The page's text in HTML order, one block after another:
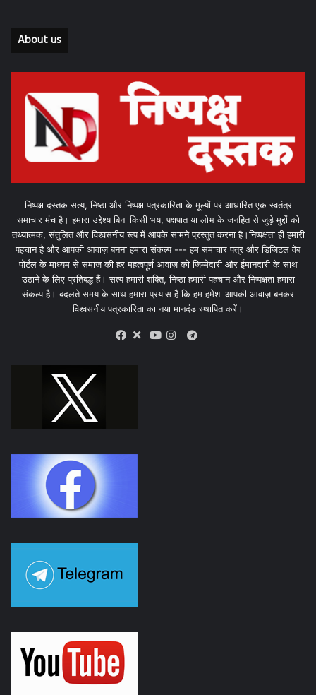
About us
निष्पक्ष दस्तक सत्य, निष्ठा और निष्पक्ष पत्रकारिता के मूल्यों पर आधारित एक स्वतंत्र
समाचार मंच है। हमारा उद्देश्य बिना किसी भय, पक्षपात या लोभ के जनहित से जुड़े मुद्दों को
तथ्यात्मक, संतुलित और विश्वसनीय रूप में आपके सामने प्रस्तुत करना है।निष्पक्षता ही हमारी
पहचान है और आपकी आवाज़ बनना हमारा संकल्प --- हम समाचार पत्र और डिजिटल वेब
पोर्टल के माध्यम से समाज की हर महत्वपूर्ण आवाज़ को जिम्मेदारी और ईमानदारी के साथ
उठाने के लिए प्रतिबद्ध हैं। सत्य हमारी शक्ति, निष्ठा हमारी पहचान और निष्पक्षता हमारा
संकल्प है। बदलते समय के साथ हमारा प्रयास है कि हम हमेशा आपकी आवाज़ बनकर
विश्वसनीय पत्रकारिता का नया मानदंड स्थापित करें।
X
Telegram